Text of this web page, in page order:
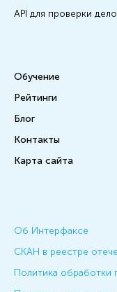
API для проверки
Обучение
Рейтинги
Блог
Контакты
Карта сайта
Об Интерфаксе
СКАН в реестре
Политика обработки